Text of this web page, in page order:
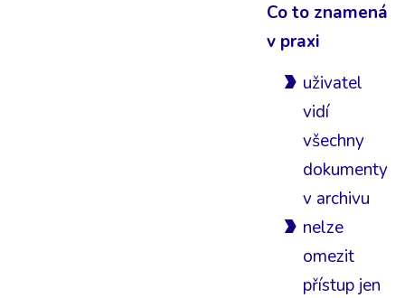
Co to znamená
v praxi
uživatel
vidí
všechny
dokumenty
v archivu
nelze
omezit
přístup jen